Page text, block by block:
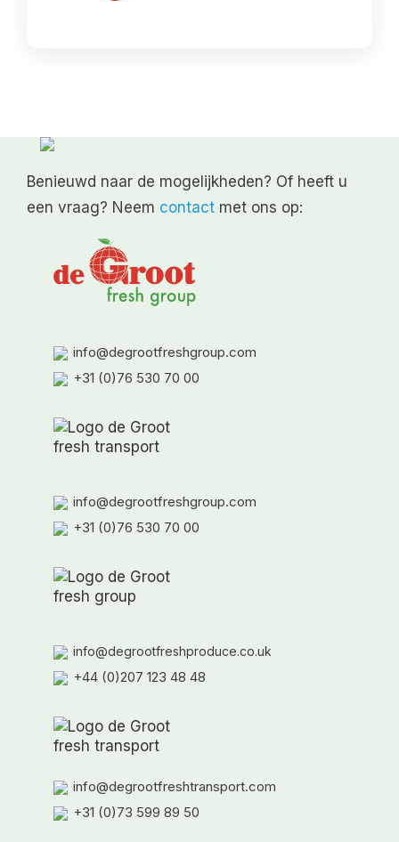
Benieuwd naar de mogelijkheden? Of heeft u
een vraag? Neem contact met ons op:
info@degrootfreshgroup.com
+31 (0)76 530 70 00
info@degrootfreshgroup.com
+31 (0)76 530 70 00
info@degrootfreshproduce.co.uk
+44 (0)207 123 48 48
info@degrootfreshtransport.com
+31 (0)73 599 89 50